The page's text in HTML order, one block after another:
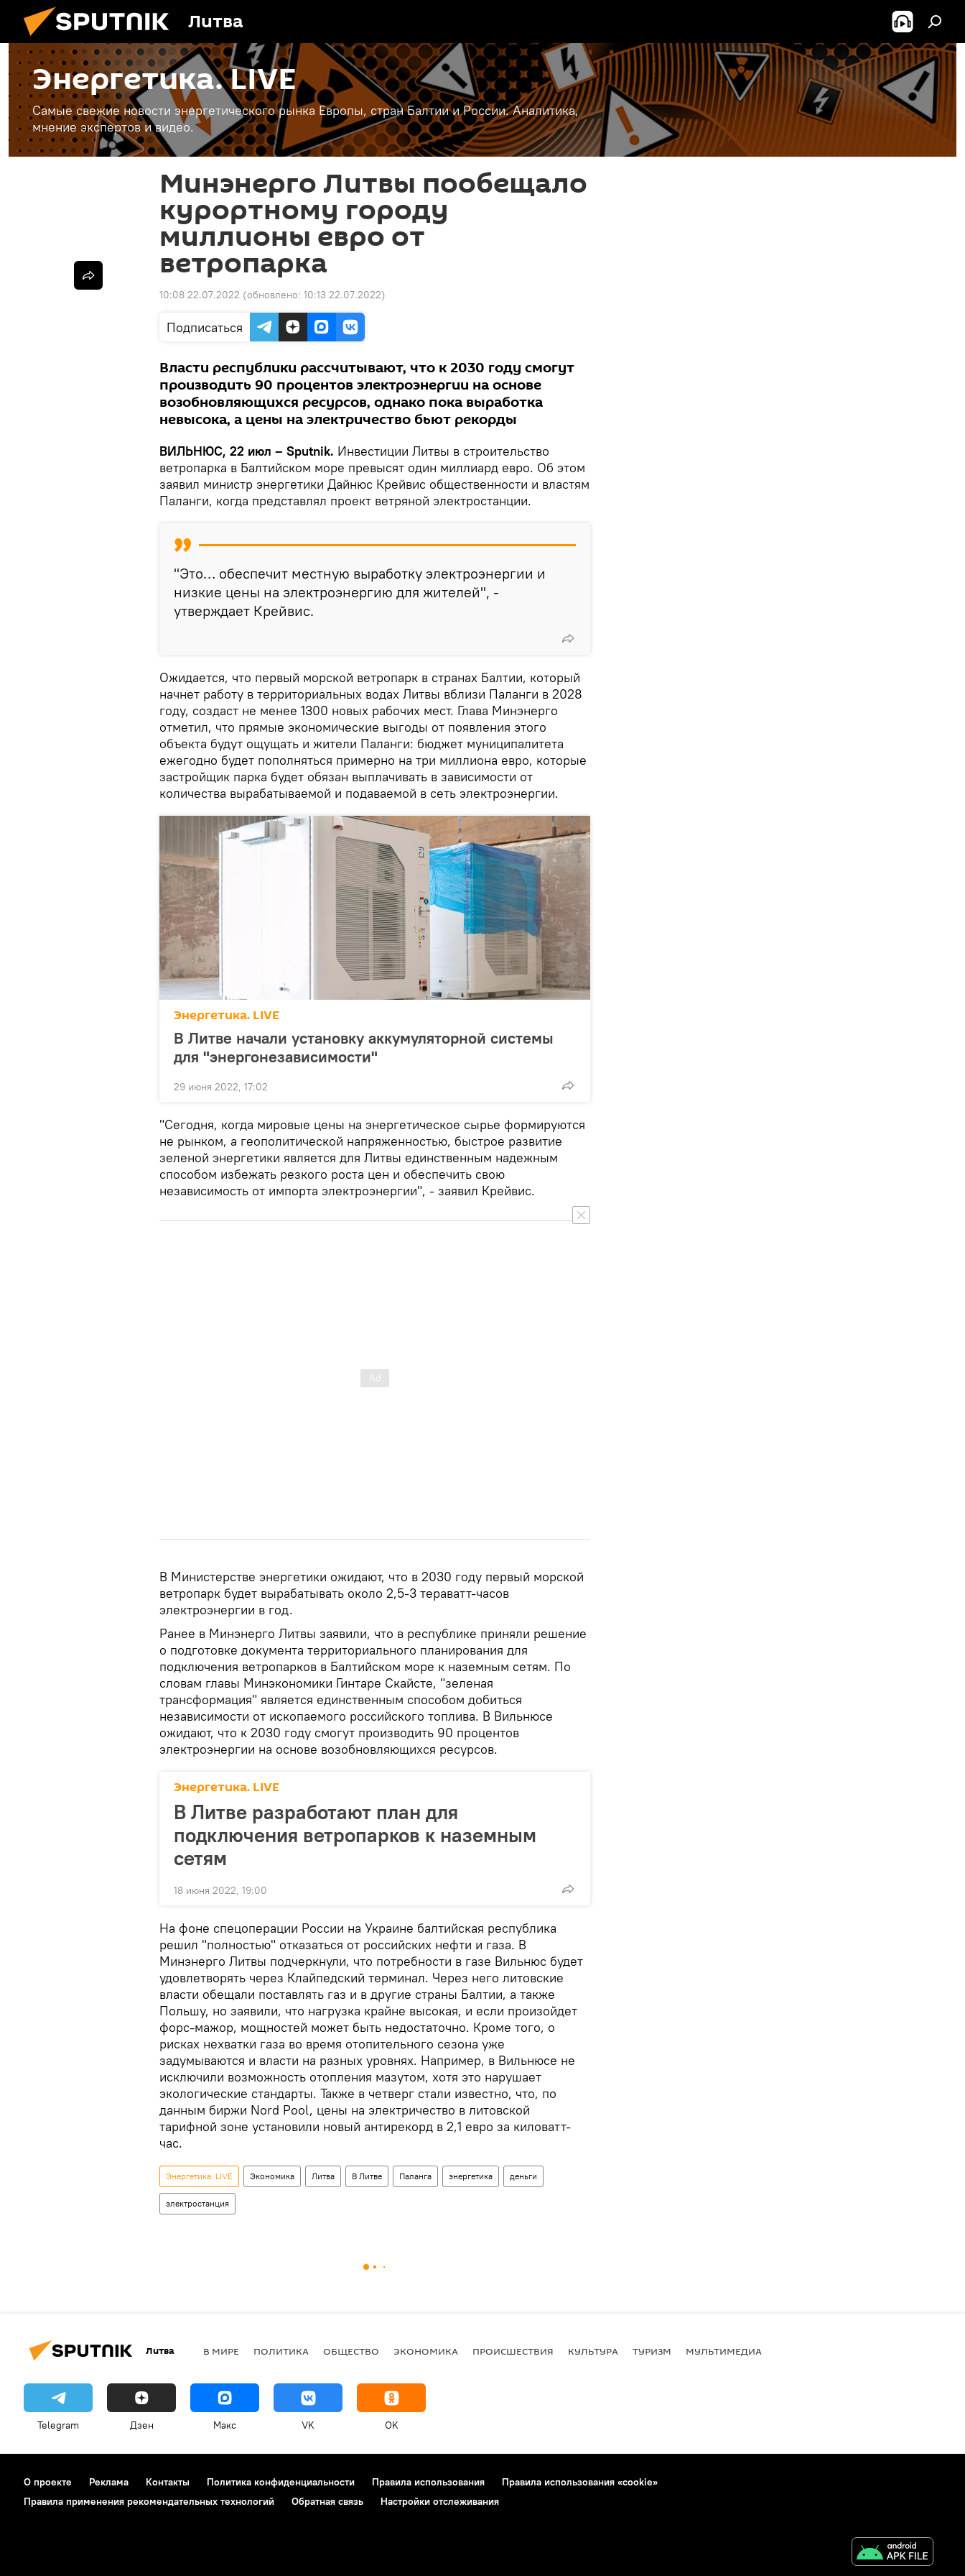
Литва
Энергетика. LIVE
Самые свежие новости энергетического рынка Европы, стран Балтии и России. Аналитика,
мнение экспертов и видео.
Минэнерго Литвы пообещало
курортному городу
миллионы евро от
ветропарка
10:08 22.07.2022 (обновлено: 10:13 22.07.2022)
Подписаться
Власти республики рассчитывают, что к 2030 году смогут
производить 90 процентов электроэнергии на основе
возобновляющихся ресурсов, однако пока выработка
невысока, а цены на электричество бьют рекорды
ВИЛЬНЮС, 22 июл – Sputnik. Инвестиции Литвы в строительство
ветропарка в Балтийском море превысят один миллиард евро. Об этом
заявил министр энергетики Дайнюс Крейвис общественности и властям
Паланги, когда представлял проект ветряной электростанции.
"Это… обеспечит местную выработку электроэнергии и
низкие цены на электроэнергию для жителей", -
утверждает Крейвис.
Ожидается, что первый морской ветропарк в странах Балтии, который
начнет работу в территориальных водах Литвы вблизи Паланги в 2028
году, создаст не менее 1300 новых рабочих мест. Глава Минэнерго
отметил, что прямые экономические выгоды от появления этого
объекта будут ощущать и жители Паланги: бюджет муниципалитета
ежегодно будет пополняться примерно на три миллиона евро, которые
застройщик парка будет обязан выплачивать в зависимости от
количества вырабатываемой и подаваемой в сеть электроэнергии.
Энергетика. LIVE
В Литве начали установку аккумуляторной системы
для "энергонезависимости"
29 июня 2022, 17:02
"Сегодня, когда мировые цены на энергетическое сырье формируются
не рынком, а геополитической напряженностью, быстрое развитие
зеленой энергетики является для Литвы единственным надежным
способом избежать резкого роста цен и обеспечить свою
независимость от импорта электроэнергии", - заявил Крейвис.
В Министерстве энергетики ожидают, что в 2030 году первый морской
ветропарк будет вырабатывать около 2,5-3 тераватт-часов
электроэнергии в год.
Ранее в Минэнерго Литвы заявили, что в республике приняли решение
о подготовке документа территориального планирования для
подключения ветропарков в Балтийском море к наземным сетям. По
словам главы Минэкономики Гинтаре Скайсте, "зеленая
трансформация" является единственным способом добиться
независимости от ископаемого российского топлива. В Вильнюсе
ожидают, что к 2030 году смогут производить 90 процентов
электроэнергии на основе возобновляющихся ресурсов.
Энергетика. LIVE
В Литве разработают план для
подключения ветропарков к наземным
сетям
18 июня 2022, 19:00
На фоне спецоперации России на Украине балтийская республика
решил "полностью" отказаться от российских нефти и газа. В
Минэнерго Литвы подчеркнули, что потребности в газе Вильнюс будет
удовлетворять через Клайпедский терминал. Через него литовские
власти обещали поставлять газ и в другие страны Балтии, а также
Польшу, но заявили, что нагрузка крайне высокая, и если произойдет
форс-мажор, мощностей может быть недостаточно. Кроме того, о
рисках нехватки газа во время отопительного сезона уже
задумываются и власти на разных уровнях. Например, в Вильнюсе не
исключили возможность отопления мазутом, хотя это нарушает
экологические стандарты. Также в четверг стали известно, что, по
данным биржи Nord Pool, цены на электричество в литовской
тарифной зоне установили новый антирекорд в 2,1 евро за киловатт-
час.
Энергетика. LIVE Экономика Литва В Литве Паланга энергетика деньги
электростанция
Литва В МИРЕ ПОЛИТИКА ОБЩЕСТВО ЭКОНОМИКА ПРОИСШЕСТВИЯ КУЛЬТУРА ТУРИЗМ МУЛЬТИМЕДИА
Telegram Дзен Макс VK OK
О проекте Реклама Контакты Политика конфиденциальности Правила использования
Правила использования «cookie»
Правила применения рекомендательных технологий
Обратная связь Настройки отслеживания